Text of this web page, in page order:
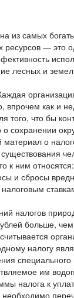
из самых
—
лесных и
как и
что бы
сохранении
о
ним
и сбросы
налогов
больше,
налогу
им
налога к